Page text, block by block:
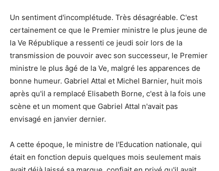
Un sentiment d'incomplétude. Très désagréable. C'est
certainement ce que le Premier ministre le plus jeune de
la Ve République a ressenti ce jeudi soir lors de la
transmission de pouvoir avec son successeur, le Premier
ministre le plus âgé de la Ve, malgré les apparences de
bonne humeur. Gabriel Attal et Michel Barnier, huit mois
après qu'il a remplacé Elisabeth Borne, c'est à la fois une
scène et un moment que Gabriel Attal n'avait pas
envisagé en janvier dernier.
A cette époque, le ministre de l'Education nationale, qui
était en fonction depuis quelques mois seulement mais